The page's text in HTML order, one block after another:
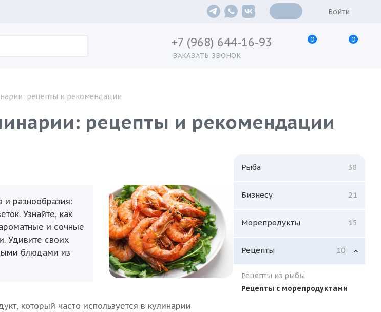
Войти
+7 (968) 644-16-93
ЗАКАЗАТЬ ЗВОНОК
0 0
рецепты и рекомендации
рецепты и рекомендации
и разнообразия:
Узнайте, как
и сочные
Удивите своих
блюдами из
который часто используется в кулинарии
Рыба 38
Бизнесу 21
Морепродукты 15
Рецепты 10
Рецепты из рыбы
Рецепты с морепродуктами